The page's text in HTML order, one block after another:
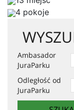
4 pokoje
Ambasador
JuraParku
Odległość od
JuraParku